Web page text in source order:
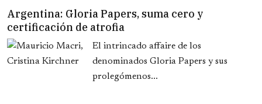
Argentina: Gloria Papers, suma cero y
certificación de atrofia
El intrincado affaire de los
denominados Gloria Papers y sus
prolegómenos...